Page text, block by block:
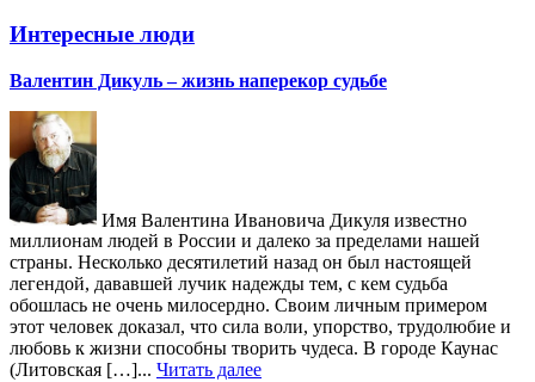
Интересные люди
Валентин Дикуль – жизнь наперекор судьбе
Имя Валентина Ивановича Дикуля известно
миллионам людей в России и далеко за пределами нашей
страны. Несколько десятилетий назад он был настоящей
легендой, дававшей лучик надежды тем, с кем судьба
обошлась не очень милосердно. Своим личным примером
этот человек доказал, что сила воли, упорство, трудолюбие и
любовь к жизни способны творить чудеса. В городе Каунас
(Литовская […]... Читать далее